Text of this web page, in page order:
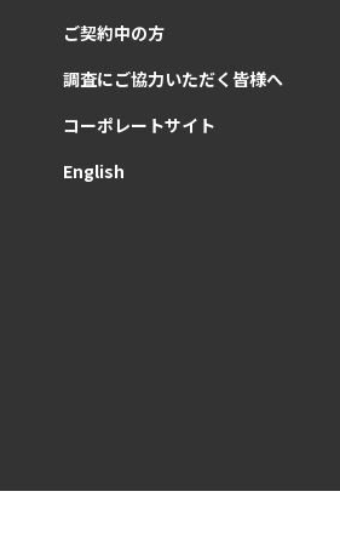
ご契約中の方
調査にご協力いただく皆様へ
コーポレートサイト
English